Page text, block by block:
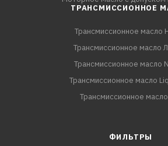
ТРАНСМИССИОННОЕ
Трансмиссионное масло
Трансмиссионное масло
Трансмиссионное масло
Трансмиссионное масло
Трансмиссионное
ФИЛЬТРЫ